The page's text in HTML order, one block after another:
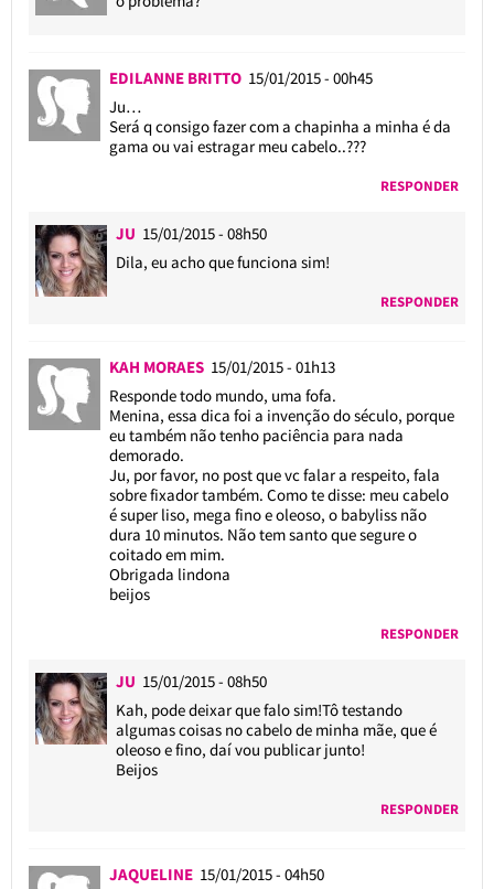
EDILANNE BRITTO 15/01/2015 - 00h45
Ju…
Será q consigo fazer com a chapinha a minha é da
gama ou vai estragar meu cabelo..???
RESPONDER
JU 15/01/2015 - 08h50
Dila, eu acho que funciona sim!
RESPONDER
KAH MORAES 15/01/2015 - 01h13
Responde todo mundo, uma fofa.
Menina, essa dica foi a invenção do século, porque
eu também não tenho paciência para nada
demorado.
Ju, por favor, no post que vc falar a respeito, fala
sobre fixador também. Como te disse: meu cabelo
é super liso, mega fino e oleoso, o babyliss não
dura 10 minutos. Não tem santo que segure o
coitado em mim.
Obrigada lindona
beijos
RESPONDER
JU 15/01/2015 - 08h50
Kah, pode deixar que falo sim!Tô testando
algumas coisas no cabelo de minha mãe, que é
oleoso e fino, daí vou publicar junto!
Beijos
RESPONDER
JAQUELINE 15/01/2015 - 04h50